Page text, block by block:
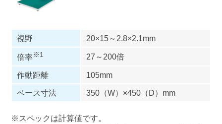
視野 20×15～2.8×2.1mm
倍率※1 27～200倍
作動距離
105mm
ベース寸法
350（W）×450（D）mm
※スペックは計算値です。